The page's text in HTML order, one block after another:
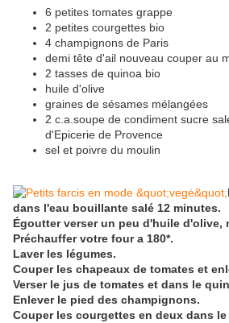
6 petites tomates grappe
2 petites courgettes bio
4 champignons de Paris
demi tête d'ail nouveau couper au
2 tasses de quinoa bio
huile d'olive
graines de sésames mélangées
2 c.a.soupe de condiment sucre
d'Epicerie de Provence
sel et poivre du moulin
dans l'eau bouillante salé 12 minutes.
Égoutter verser un peu d'huile d'olive,
Préchauffer votre four a 180*.
Laver les légumes.
Couper les chapeaux de tomates et
Verser le jus de tomates et dans le
Enlever le pied des champignons.
Couper les courgettes en deux dans